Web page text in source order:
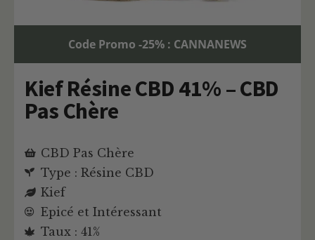
Code Promo -25% : CANNANEWS
Kief Résine CBD 41% – CBD
Pas Chère
CBD Pas Chère
Type : Résine CBD
Kief
Epicé et Intéressant
Taux : 41%